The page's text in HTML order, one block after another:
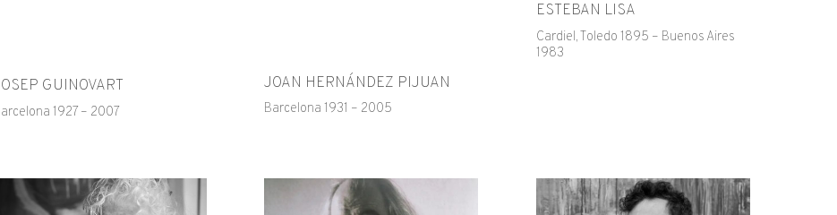
GUINOVART
1927 – 2007
JOAN HERNÁNDEZ PIJUAN
Barcelona 1931 – 2005
ESTEBAN LISA
Cardiel, Toledo 1895 – Buenos Aires
1983